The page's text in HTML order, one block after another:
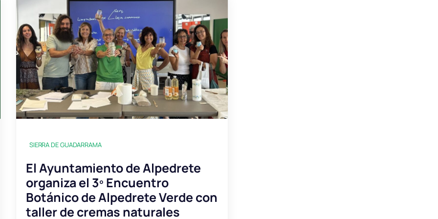
SIERRA DE GUADARRAMA
El Ayuntamiento de Alpedrete
organiza el 3º Encuentro
Botánico de Alpedrete Verde con
taller de cremas naturales